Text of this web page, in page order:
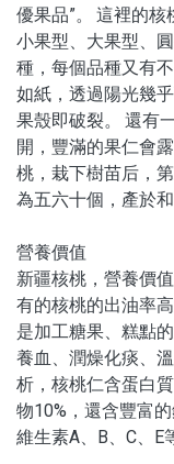
優果品”。
這裡的核
小果型、大果型、
種，每個品種又有不
如紙，透過陽光幾
果殼即破裂。
還有
開，豐滿的果仁會
桃，栽下樹苗后，
為五六十個，產於
營養價值
新疆核桃，營養價
有的核桃的出油率
是加工糖果、糕點的
養血、潤燥化痰、
析，核桃仁含蛋白質
物10% ，還含豐富
維生素A、 B、 C、 E